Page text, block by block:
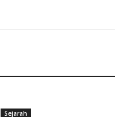
Sejarah